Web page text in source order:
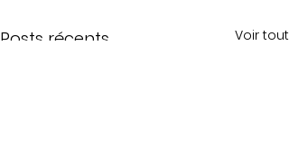
Posts récents Voir tout